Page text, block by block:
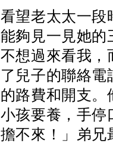
看望老太太一段
能夠見一見她的
不想過來看我，
了兒子的聯絡
的路費和開支。
小孩要養，手停
擔不來！」弟兄